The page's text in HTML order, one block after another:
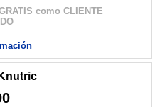
como CLIENTE